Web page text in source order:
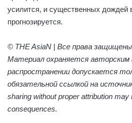
усилится, и существенных дождей
прогнозируется.
© THE AsiaN | Все права защищены
Материал охраняется авторским
распространении допускается
обязательной ссылкой на
sharing without proper attribution may
consequences.